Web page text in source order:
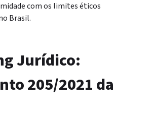
com os limites éticos
Brasil.
Jurídico:
205/2021 da